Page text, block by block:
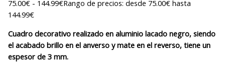
75.00€ - 144.99€Rango de precios: desde 75.00€ hasta
144.99€
Cuadro decorativo realizado en aluminio lacado negro, siendo
el acabado brillo en el anverso y mate en el reverso, tiene un
espesor de 3 mm.